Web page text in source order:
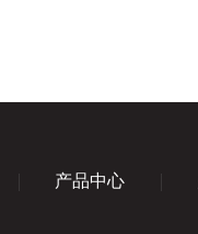
产品中心